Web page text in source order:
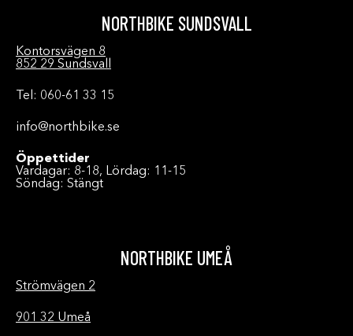
NORTHBIKE SUNDSVALL
Kontorsvägen 8
852 29 Sundsvall
Tel: 060-61 33 15
info@northbike.se
Öppettider
Vardagar: 8-18, Lördag: 11-15
Söndag: Stängt
NORTHBIKE UMEÅ
Strömvägen 2
901 32 Umeå